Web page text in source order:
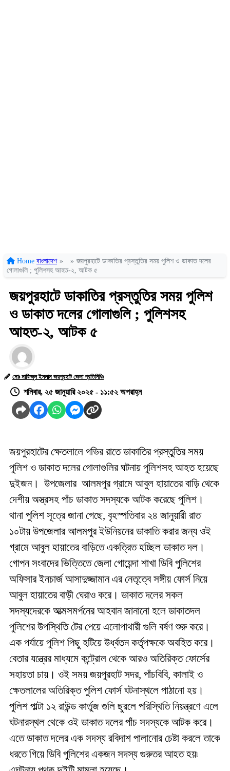
Home বাংলাদেশ » » জয়পুরহাটে ডাকাতির প্রস্তুতির সময় পুলিশ ও ডাকাত দলের
গোলাগুলি ; পুলিশসহ আহত-২, আটক ৫
জয়পুরহাটে ডাকাতির প্রস্তুতির সময় পুলিশ
ও ডাকাত দলের গোলাগুলি ; পুলিশসহ
আহত-২, আটক ৫
মোঃ মাফিজুল ইসলাম জয়পুরহাট জেলা প্রতিনিধিঃ
শনিবার, ২৫ জানুয়ারি ২০২৫ - ১১:৫২ অপরাহ্ন
জয়পুরহাটের ক্ষেতলালে গভির রাতে ডাকাতির প্রস্তুতির সময়
পুলিশ ও ডাকাত দলের গোলাগুলির ঘটনায় পুলিশসহ আহত হয়েছে
দুইজন। উপজেলার আলমপুর গ্রামে আবুল হায়াতের বাড়ি থেকে
দেশীয় অস্ত্রসহ পাঁচ ডাকাত সদস্যকে আটক করেছে পুলিশ।
থানা পুলিশ সূত্রে জানা গেছে, বৃহস্পতিবার ২৪ জানুয়ারী রাত
১০টায় উপজেলার আলমপুর ইউনিয়নের ডাকাতি করার জন্য ওই
গ্রামে আবুল হায়াতের বাড়িতে একত্রিত হচ্ছিল ডাকাত দল।
গোপন সংবাদের ভিত্তিতে জেলা গোয়েন্দা শাখা ডিবি পুলিশের
অফিসার ইনচার্জ আসাদুজ্জামান এর নেতৃত্বে সঙ্গীয় ফোর্স নিয়ে
আবুল হায়াতের বাড়ী ঘেরাও করে। ডাকাত দলের সকল
সদস্যদেরকে আত্মসমর্পনের আহবান জানানো হলে ডাকাতদল
পুলিশের উপস্থিতি টের পেয়ে এলোপাথারী গুলি বর্ষণ শুরু করে।
এক পর্যায়ে পুলিশ পিছু হটিয়ে উর্ধ্বতন কর্তৃপক্ষকে অবহিত করে।
বেতার যন্ত্রের মাধ্যমে কন্ট্রোল থেকে আরও অতিরিক্ত ফোর্সের
সহায়তা চায়। ওই সময় জয়পুরহাট সদর, পাঁচবিবি, কালাই ও
ক্ষেতলালের অতিরিক্ত পুলিশ ফোর্স ঘটনাস্থলে পাঠানো হয়।
পুলিশ পাল্টা ১২ রাউন্ড কার্তুজ গুলি ছুরলে পরিস্থিতি নিয়ন্ত্রণে এলে
ঘটনারস্থল থেকে ওই ডাকাত দলের পাঁচ সদস্যকে আটক করে।
এতে ডাকাত দলের এক সদস্য রবিদাশ পালানোর চেষ্টা করলে তাকে
ধরতে গিয়ে ডিবি পুলিশের একজন সদস্য গুরুতর আহত হয়৷